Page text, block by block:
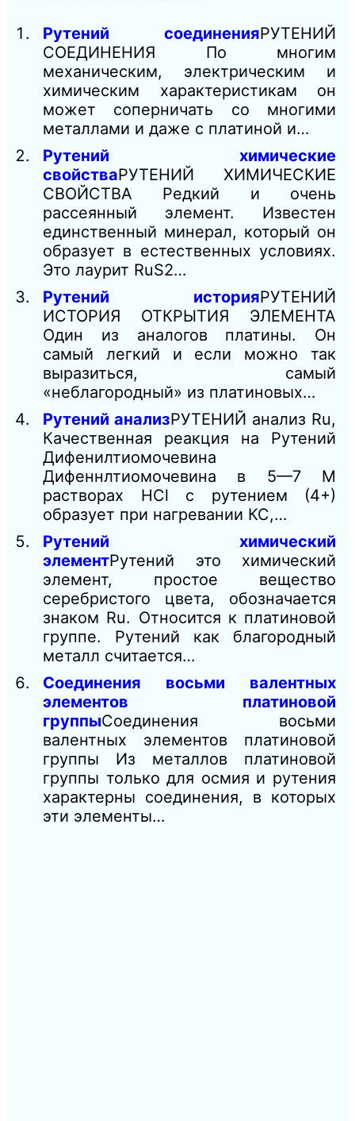
Рутений соединенияРУТЕНИЙ
СОЕДИНЕНИЯ По многим
механическим, электрическим и
химическим характеристикам он
может соперничать со многими
металлами и даже с платиной и…
Рутений химические
свойстваРУТЕНИЙ ХИМИЧЕСКИЕ
СВОЙСТВА Редкий и очень
рассеянный элемент. Известен
единственный минерал, который он
образует в естественных условиях.
Это лаурит RuS2…
Рутений историяРУТЕНИЙ
ИСТОРИЯ ОТКРЫТИЯ ЭЛЕМЕНТА
Один из аналогов платины. Он
самый легкий и если можно так
выразиться, самый
«неблагородный» из платиновых…
Рутений анализРУТЕНИЙ анализ Ru,
Качественная реакция на Рутений
Дифенилтиомочевина
Дифеннлтиомочевина в 5—7 М
растворах HCl с рутением (4+)
образует при нагревании КС,…
Рутений химический
элементРутений это химический
элемент, простое вещество
серебристого цвета, обозначается
знаком Ru. Относится к платиновой
группе. Рутений как благородный
металл считается…
Соединения восьми валентных
элементов платиновой
группыСоединения восьми
валентных элементов платиновой
группы Из металлов платиновой
группы только для осмия и рутения
характерны соединения, в которых
эти элементы…